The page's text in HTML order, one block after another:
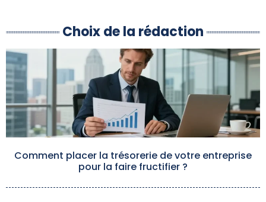
Choix de la rédaction
Comment placer la trésorerie de votre entreprise
pour la faire fructifier ?